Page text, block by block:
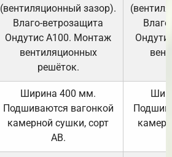
(вентиляционный зазор).
Влаго-ветрозащита
Ондутис А100. Монтаж
вентиляционных
решёток.
Ширина 400 мм.
Подшиваются вагонкой
камерной сушки, сорт
АВ.